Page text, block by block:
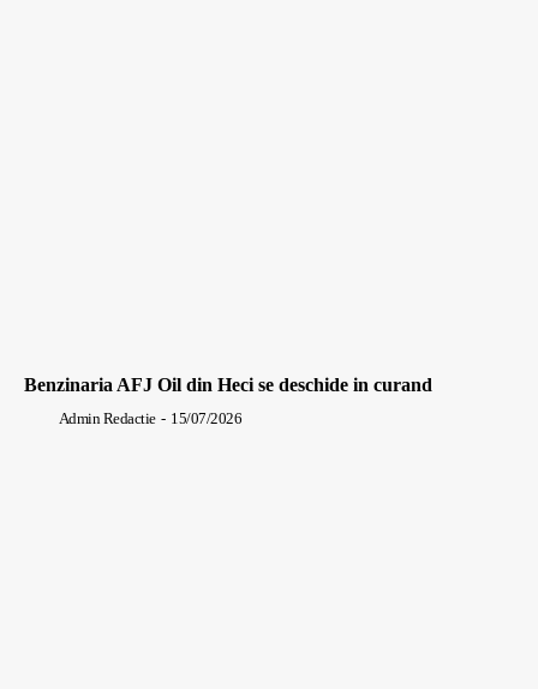
Benzinaria AFJ Oil din Heci se deschide in curand
Admin Redactie - 15/07/2026